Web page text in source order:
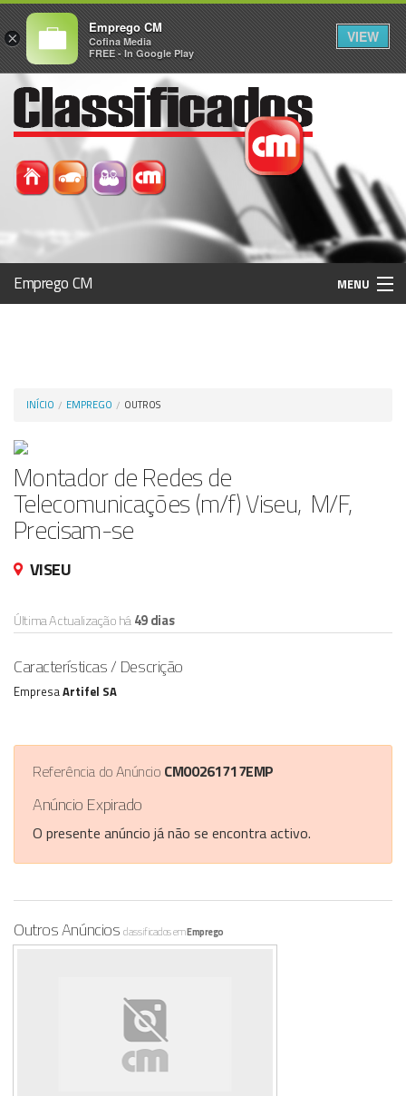
Emprego CM MENU
INÍCIO EMPREGO OUTROS
Montador de Redes de
Telecomunicações (m/f) Viseu, M/F,
Precisam-se
VISEU
Última Actualização há49 dias
Características / Descrição
EmpresaArtifel SA
Referência do Anúncio CM00261717EMP
Anúncio Expirado
O presente anúncio já não se encontra activo.
Outros Anúncios classificados emEmprego
×
Emprego CM
Cofina Media
FREE - In Google Play
VIEW